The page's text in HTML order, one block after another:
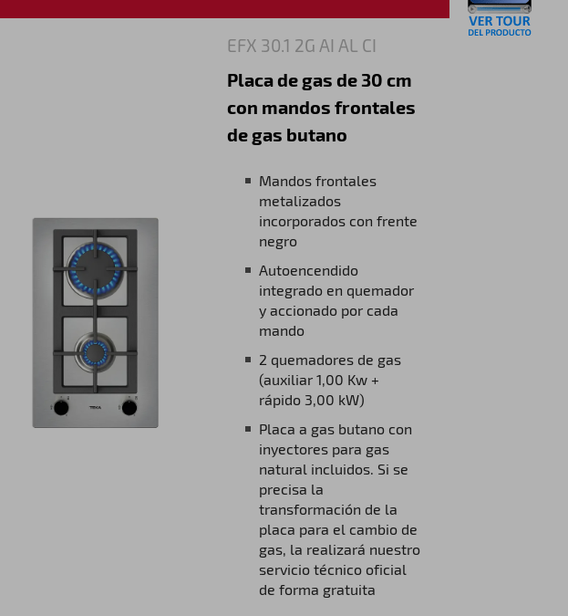
EFX 30.1 2G AI AL CI
Placa de gas de 30 cm
con mandos frontales
de gas butano
Mandos frontales
metalizados
incorporados con frente
negro
Autoencendido
integrado en quemador
y accionado por cada
mando
2 quemadores de gas
(auxiliar 1,00 Kw +
rápido 3,00 kW)
Placa a gas butano con
inyectores para gas
natural incluidos. Si se
precisa la
transformación de la
placa para el cambio de
gas, la realizará nuestro
servicio técnico oficial
de forma gratuita